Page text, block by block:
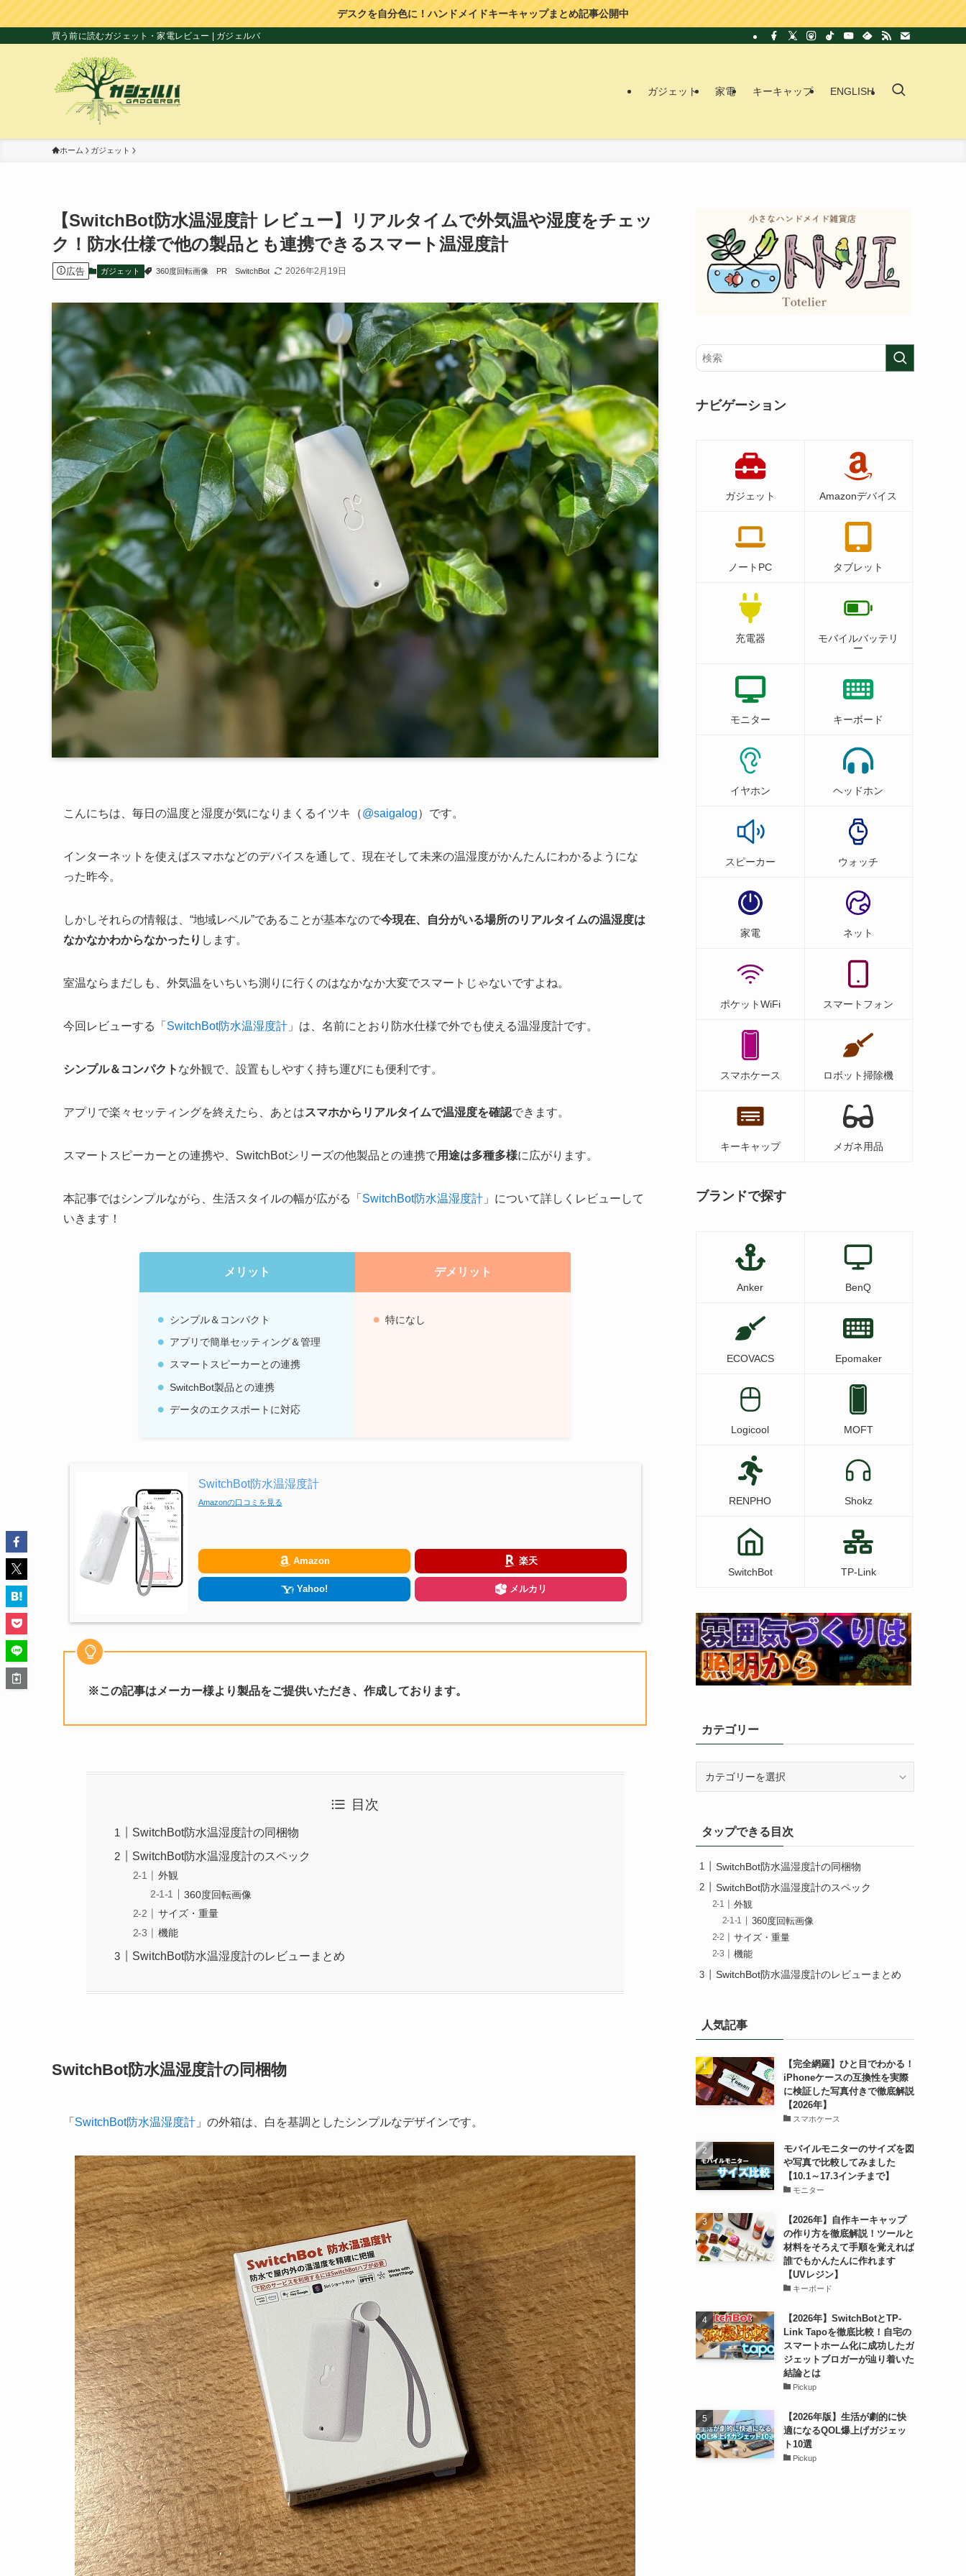
デスクを自分色に！ハンドメイドキーキャップまとめ記事公開中
買う前に読むガジェット・家電レビュー | ガジェルバ
ガジェット 家電 キーキャップ ENGLISH
ホーム ガジェット
【SwitchBot防水温湿度計 レビュー】リアルタイムで外気温や湿度をチェッ
ク！防水仕様で他の製品とも連携できるスマート温湿度計
広告 ガジェット 360度回転画像 PR SwitchBot 2026年2月19日
こんにちは、毎日の温度と湿度が気になりまくるイツキ（@saigalog）です。
インターネットを使えばスマホなどのデバイスを通して、現在そして未来の温湿度がかんたんにわかるようにな
った昨今。
しかしそれらの情報は、“地域レベル”であることが基本なので今現在、自分がいる場所のリアルタイムの温湿度は
なかなかわからなかったり します。
室温ならまだしも、外気温をいちいち測りに行くのはなかなか大変でスマートじゃないですよね。
今回レビューする「 SwitchBot防水温湿度計 」は、名前にとおり防水仕様で外でも使える温湿度計です。
シンプル＆コンパクト な外観で、設置もしやすく持ち運びにも便利です。
アプリで楽々セッティングを終えたら、あとはスマホからリアルタイムで温湿度を確認できます。
スマートスピーカーとの連携や、SwitchBotシリーズの他製品との連携で用途は多種多様に広がります。
本記事ではシンプルながら、生活スタイルの幅が広がる「 SwitchBot防水温湿度計 」について詳しくレビューして
いきます！
メリット デメリット
シンプル＆コンパクト
アプリで簡単セッティング＆管理
スマートスピーカーとの連携
SwitchBot製品との連携
データのエクスポートに対応
特になし
SwitchBot防水温湿度計
Amazonの口コミを見る
Amazon 楽天
Yahoo! メルカリ
※この記事はメーカー様より製品をご提供いただき、作成しております。
目次
SwitchBot防水温湿度計の同梱物
SwitchBot防水温湿度計のスペック
外観
360度回転画像
サイズ・重量
機能
SwitchBot防水温湿度計のレビューまとめ
SwitchBot防水温湿度計の同梱物
「 SwitchBot防水温湿度計 」の外箱は、白を基調としたシンプルなデザインです。
ナビゲーション
ガジェット Amazonデバイス
ノートPC タブレット
充電器
モバイルバッテリ
ー
モニター キーボード
イヤホン ヘッドホン
スピーカー ウォッチ
家電 ネット
ポケットWiFi スマートフォン
スマホケース ロボット掃除機
キーキャップ メガネ用品
ブランドで探す
Anker BenQ
ECOVACS Epomaker
Logicool MOFT
RENPHO Shokz
SwitchBot TP-Link
カテゴリー
ータップできる目次
SwitchBot防水温湿度計の同梱物
SwitchBot防水温湿度計のスペック
外観
360度回転画像
サイズ・重量
機能
SwitchBot防水温湿度計のレビューまとめ
人気記事
【完全網羅】ひと目でわかる！
iPhoneケースの互換性を実際
に検証した写真付きで徹底解説
【2026年】
スマホケース
モバイルモニターのサイズを図
や写真で比較してみました
【10.1～17.3インチまで】
モニター
【2026年】自作キーキャップ
の作り方を徹底解説！ツールと
材料をそろえて手順を覚えれば
誰でもかんたんに作れます
【UVレジン】
キーボード
【2026年】SwitchBotとTP-
Link Tapoを徹底比較！自宅の
スマートホーム化に成功したガ
ジェットブロガーが辿り着いた
結論とは
Pickup
【2026年版】生活が劇的に快
適になるQOL爆上げガジェッ
ト10選
Pickup